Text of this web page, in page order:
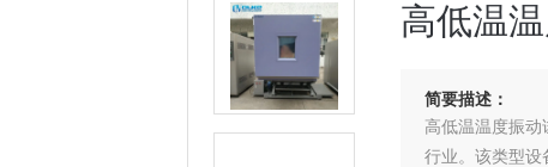
高低温
简要描述：
高低温温度振
行业。该类型设